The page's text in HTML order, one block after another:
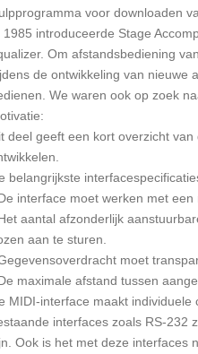
voor downloaden
1985 introduceerde Stage
Om afstandsbediening
de ontwikkeling van nieuwe
We waren ook op zoek
deel geeft een kort overzicht
belangrijkste
interface moet werken met
aantal afzonderlijk
aan te sturen.
moet
maximale afstand tussen
MIDI-interface maakt
interfaces zoals RS-232
Ook is het met deze interfaces